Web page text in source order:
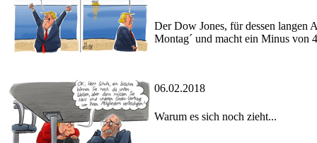
Der Dow Jones, für dessen langen
Montag´ und macht ein Minus von
06.02.2018
Warum es sich noch zieht...